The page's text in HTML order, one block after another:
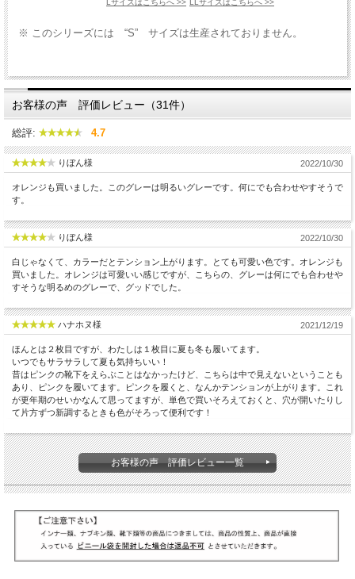
Lサイズはこちらへ >> LLサイズはこちらへ >>
※ このシリーズには “S” サイズは生産されておりません。
お客様の声 評価レビュー（31件）
総評: 4.7
りぼん様 2022/10/30
オレンジも買いました。このグレーは明るいグレーです。何にでも合わせやすそうで
す。
りぼん様 2022/10/30
白じゃなくて、カラーだとテンション上がります。とても可愛い色です。オレンジも
買いました。オレンジは可愛いい感じですが、こちらの、グレーは何にでも合わせや
すそうな明るめのグレーで、グッドでした。
ハナホヌ様 2021/12/19
ほんとは２枚目ですが、わたしは１枚目に夏も冬も履いてます。
いつでもサラサラして夏も気持ちいい！
昔はピンクの靴下をえらぶことはなかったけど、こちらは中で見えないということも
あり、ピンクを履いてます。ピンクを履くと、なんかテンションが上がります。これ
が更年期のせいかなんて思ってますが、単色で買いそろえておくと、穴が開いたりし
て片方ずつ新調するときも色がそろって便利です！
お客様の声 評価レビュー一覧